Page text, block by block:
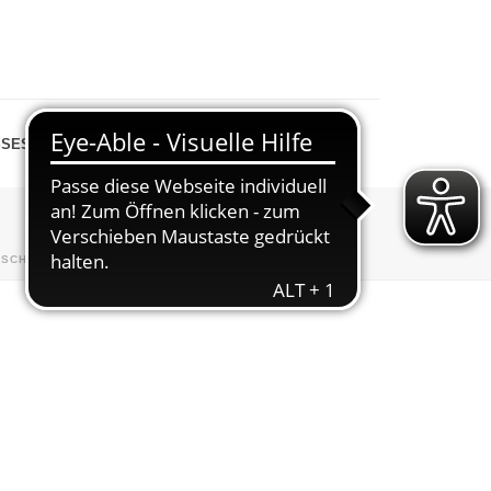
SHOP
SCHWIMMEN»BEIM ITALIENER-35 J.SCHWIMM-ABTLG